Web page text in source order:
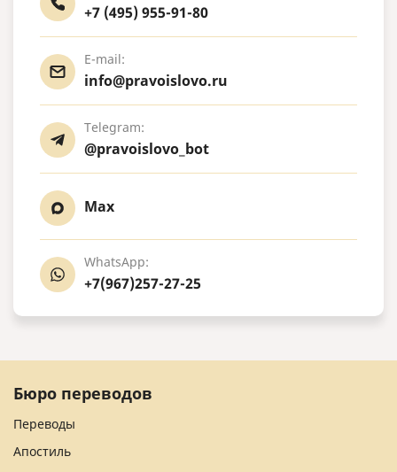
+7 (495) 955-91-80
E-mail:
info@pravoislovo.ru
Telegram:
@pravoislovo_bot
Max
WhatsApp:
+7(967)257-27-25
Бюро переводов
Переводы
Апостиль